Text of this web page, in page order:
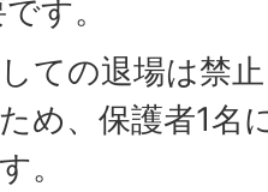
す。
ての退場は禁
め、保護者1名
。